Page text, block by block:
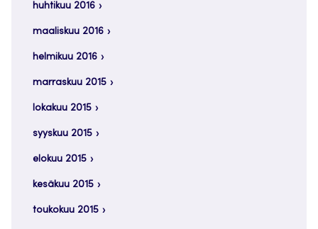
huhtikuu 2016
maaliskuu 2016
helmikuu 2016
marraskuu 2015
lokakuu 2015
syyskuu 2015
elokuu 2015
kesäkuu 2015
toukokuu 2015